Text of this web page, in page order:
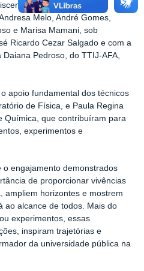
extensionistas e de
Melo, André Gomes,
e Marisa Mamani, sob
Ricardo Cezar Salgado e com a
Pedroso, do TTIJ-AFA,
apoio fundamental dos técnicos
de Física, e Paula Regina
Química, que contribuíram para
experimentos e
o engajamento demonstrados
de proporcionar vivências
ampliem horizontes e mostrem
ao alcance de todos. Mais do
experimentos, essas
inspiram trajetórias e
da universidade pública na